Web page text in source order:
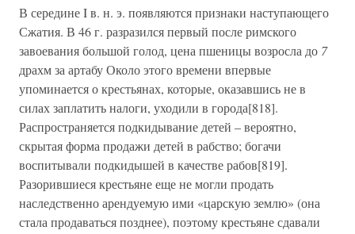
В середине I в. н. э. появляются признаки наступающего
Сжатия. В 46 г. разразился первый после римского
завоевания большой голод, цена пшеницы возросла до 7
драхм за артабу Около этого времени впервые
упоминается о крестьянах, которые, оказавшись не в
силах заплатить налоги, уходили в города[818].
Распространяется подкидывание детей – вероятно,
скрытая форма продажи детей в рабство; богачи
воспитывали подкидышей в качестве рабов[819].
Разорившиеся крестьяне еще не могли продать
наследственно арендуемую ими «царскую землю» (она
стала продаваться позднее), поэтому крестьяне сдавали